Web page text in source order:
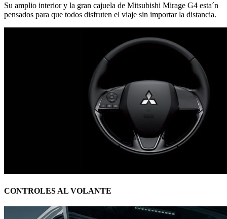
Su amplio interior y la gran cajuela de Mitsubishi Mirage G4 esta´n
pensados para que todos disfruten el viaje sin importar la distancia.
CONTROLES AL VOLANTE